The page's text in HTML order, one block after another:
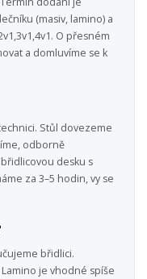
(masiv, lamino) a
O přesném
a domluvíme se k
Stůl dovezeme
odborně
desku s
za 3–5 hodin, vy se
břidlici.
je vhodné spíše